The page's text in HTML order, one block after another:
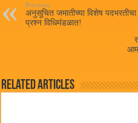
pp
Previous
अनुसूचित जमातीच्या विशेष पदभरतीचा
प्रश्न विधिमंडळात!
Related Articles